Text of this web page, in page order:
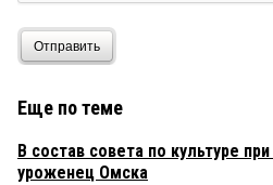
Отправить
Еще по теме
В состав совета по культуре
уроженец Омска